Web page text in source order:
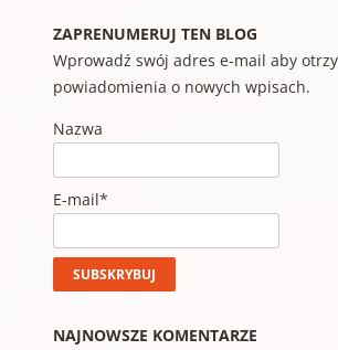
ZAPRENUMERUJ TEN BLOG
Wprowadź swój adres e-mail aby
powiadomienia o nowych wpisach.
Nazwa
E-mail*
NAJNOWSZE KOMENTARZE